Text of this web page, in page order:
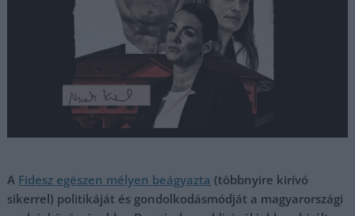
A Fidesz egészen mélyen beágyazta (többnyire kirívó
sikerrel) politikáját és gondolkodásmódját a magyarországi